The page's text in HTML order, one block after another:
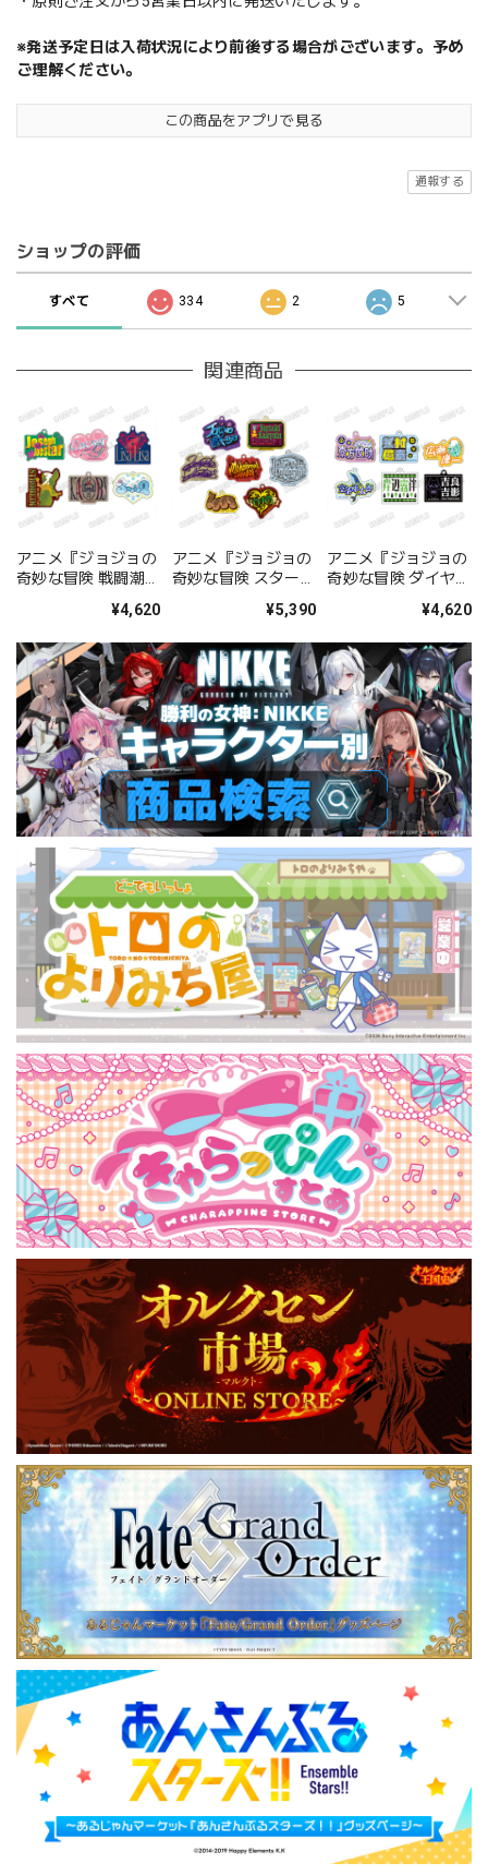
※発送予定日は入荷状況により前後する場合がございます。予め
ご理解ください。
この商品をアプリで見る
通報する
ショップの評価
すべて 334 2 5
関連商品
アニメ『ジョジョの
奇妙な冒険 戦闘潮
¥4,620
アニメ『ジョジョの
奇妙な冒険 スターダ
ス』 グラスマーカー
【AM2026】 BOX
¥5,390
アニメ『ジョジョの
奇妙な冒険 ダイヤモ
ラスマーカーコレク
BOX
¥4,620